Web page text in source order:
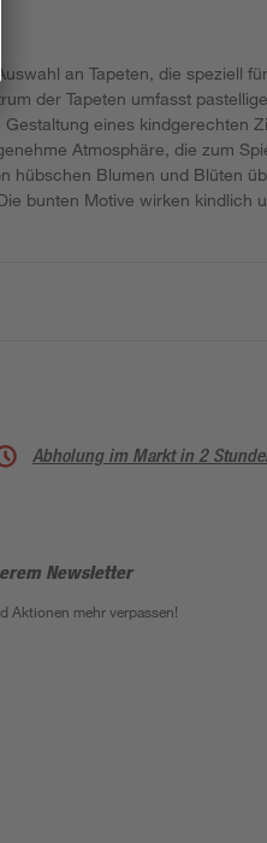
an Tapeten, die speziell für
der Tapeten umfasst
eines kindgerechten
Atmosphäre, die zum
hübschen Blumen und Blüten
bunten Motive wirken kindlich
Abholung im Markt in 2
Newsletter
Aktionen mehr verpassen!